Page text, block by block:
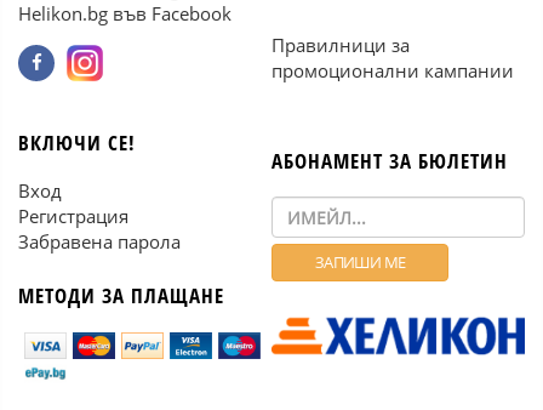
Helikon.bg във Facebook
Правилници за
промоционални кампании
ВКЛЮЧИ СЕ!
Вход
Регистрация
Забравена парола
МЕТОДИ ЗА ПЛАЩАНЕ
АБОНАМЕНТ ЗА БЮЛЕТИН